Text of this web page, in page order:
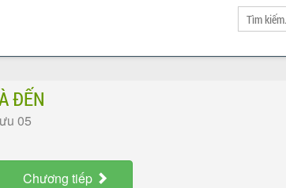
ĐẾN
05
Chương tiếp